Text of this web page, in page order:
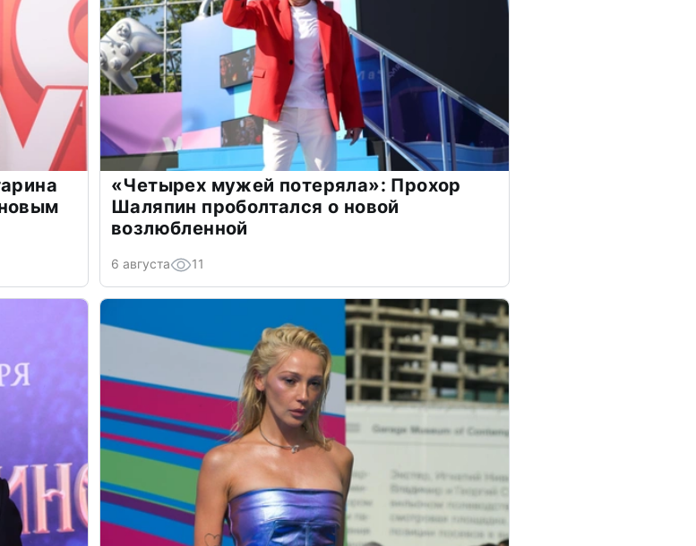
«Четырех мужей потеряла»: Прохор
Шаляпин проболтался о новой
возлюбленной
6 августа 11